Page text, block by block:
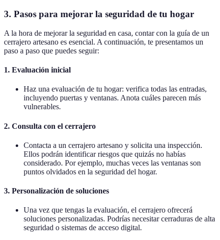
3. Pasos para mejorar la seguridad de tu hogar
A la hora de mejorar la seguridad en casa, contar con la guía de un
cerrajero artesano es esencial. A continuación, te presentamos un
paso a paso que puedes seguir:
1. Evaluación inicial
Haz una evaluación de tu hogar: verifica todas las entradas,
incluyendo puertas y ventanas. Anota cuáles parecen más
vulnerables.
2. Consulta con el cerrajero
Contacta a un cerrajero artesano y solicita una inspección.
Ellos podrán identificar riesgos que quizás no habías
considerado. Por ejemplo, muchas veces las ventanas son
puntos olvidados en la seguridad del hogar.
3. Personalización de soluciones
Una vez que tengas la evaluación, el cerrajero ofrecerá
soluciones personalizadas. Podrías necesitar cerraduras de alta
seguridad o sistemas de acceso digital.